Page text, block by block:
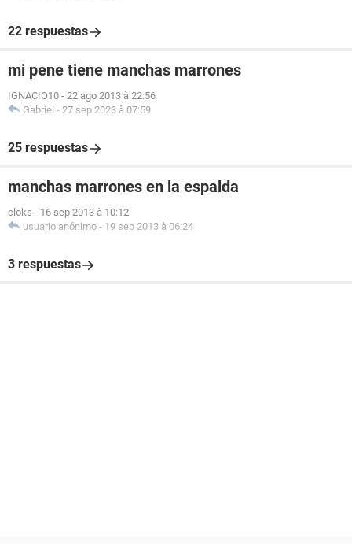
22 respuestas
mi pene tiene manchas marrones
IGNACIO10 - 22 ago 2013 à 22:56
Gabriel - 27 sep 2023 à 07:59
25 respuestas
manchas marrones en la espalda
cloks - 16 sep 2013 à 10:12
usuario anónimo - 19 sep 2013 à 06:24
3 respuestas